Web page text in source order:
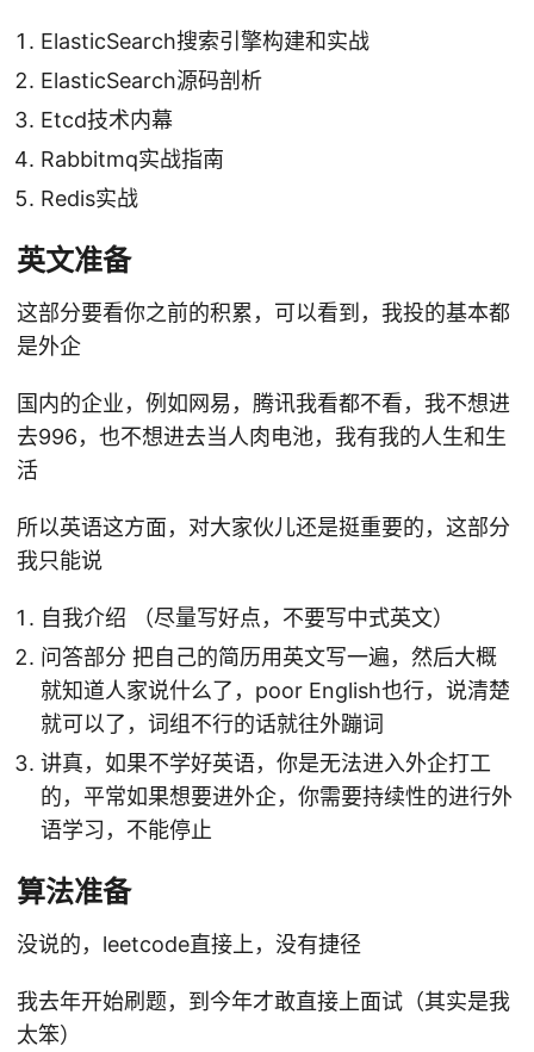
ElasticSearch搜索引擎构建和实战
ElasticSearch源码剖析
Etcd技术内幕
Rabbitmq实战指南
Redis实战
英文准备
这部分要看你之前的积累，可以看到，我投的基本都
是外企
国内的企业，例如网易，腾讯我看都不看，我不想进
去996，也不想进去当人肉电池，我有我的人生和生
活
所以英语这方面，对大家伙儿还是挺重要的，这部分
我只能说
自我介绍 （尽量写好点，不要写中式英文）
问答部分 把自己的简历用英文写一遍，然后大概
就知道人家说什么了，poor English也行，说清楚
就可以了，词组不行的话就往外蹦词
讲真，如果不学好英语，你是无法进入外企打工
的，平常如果想要进外企，你需要持续性的进行外
语学习，不能停止
算法准备
没说的，leetcode直接上，没有捷径
我去年开始刷题，到今年才敢直接上面试（其实是我
太笨）